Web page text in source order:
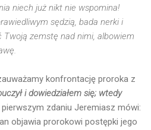
niech już nikt nie wspomina!
sędzią, bada nerki i
Twoją zemstę nad nimi, albowiem
konfrontację proroka z
i dowiedziałem się; wtedy
pierwszym zdaniu Jeremiasz mówi:
objawia prorokowi postępki jego